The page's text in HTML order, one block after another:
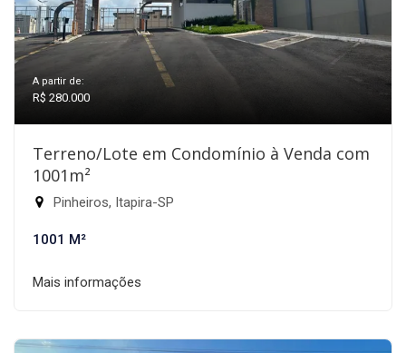
A partir de:
R$ 280.000
Terreno/Lote em Condomínio à Venda com
1001m²
Pinheiros, Itapira-SP
1001 M²
Mais informações